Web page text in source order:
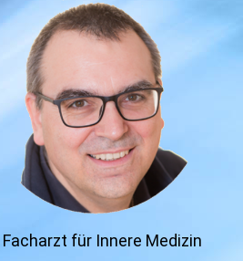
Facharzt für Innere Medizin